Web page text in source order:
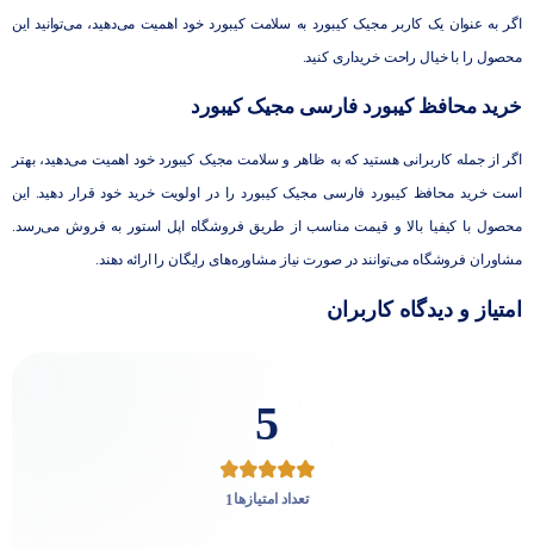
اگر به عنوان یک کاربر مجیک کیبورد به سلامت کیبورد خود اهمیت می‌دهید، می‌توانید این
محصول را با خیال راحت خریداری کنید.
خرید محافظ کیبورد فارسی مجیک کیبورد
اگر از جمله کاربرانی هستید که به ظاهر و سلامت مجیک کیبورد خود اهمیت می‌دهید، بهتر
است خرید محافظ کیبورد فارسی مجیک کیبورد را در اولویت خرید خود قرار دهید. این
محصول با کیفیا بالا و قیمت مناسب از طریق فروشگاه اپل استور به فروش می‌رسد.
مشاوران فروشگاه می‌توانند در صورت نیاز مشاوره‌های رایگان را ارائه دهند.
امتیاز و دیدگاه کاربران
5
تعداد امتیازها 1